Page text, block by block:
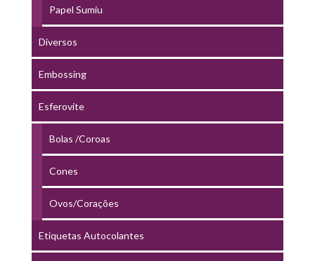
Papel Sumiu
Diversos
Embossing
Esferovite
Bolas /Coroas
Cones
Ovos/Corações
Etiquetas Autocolantes